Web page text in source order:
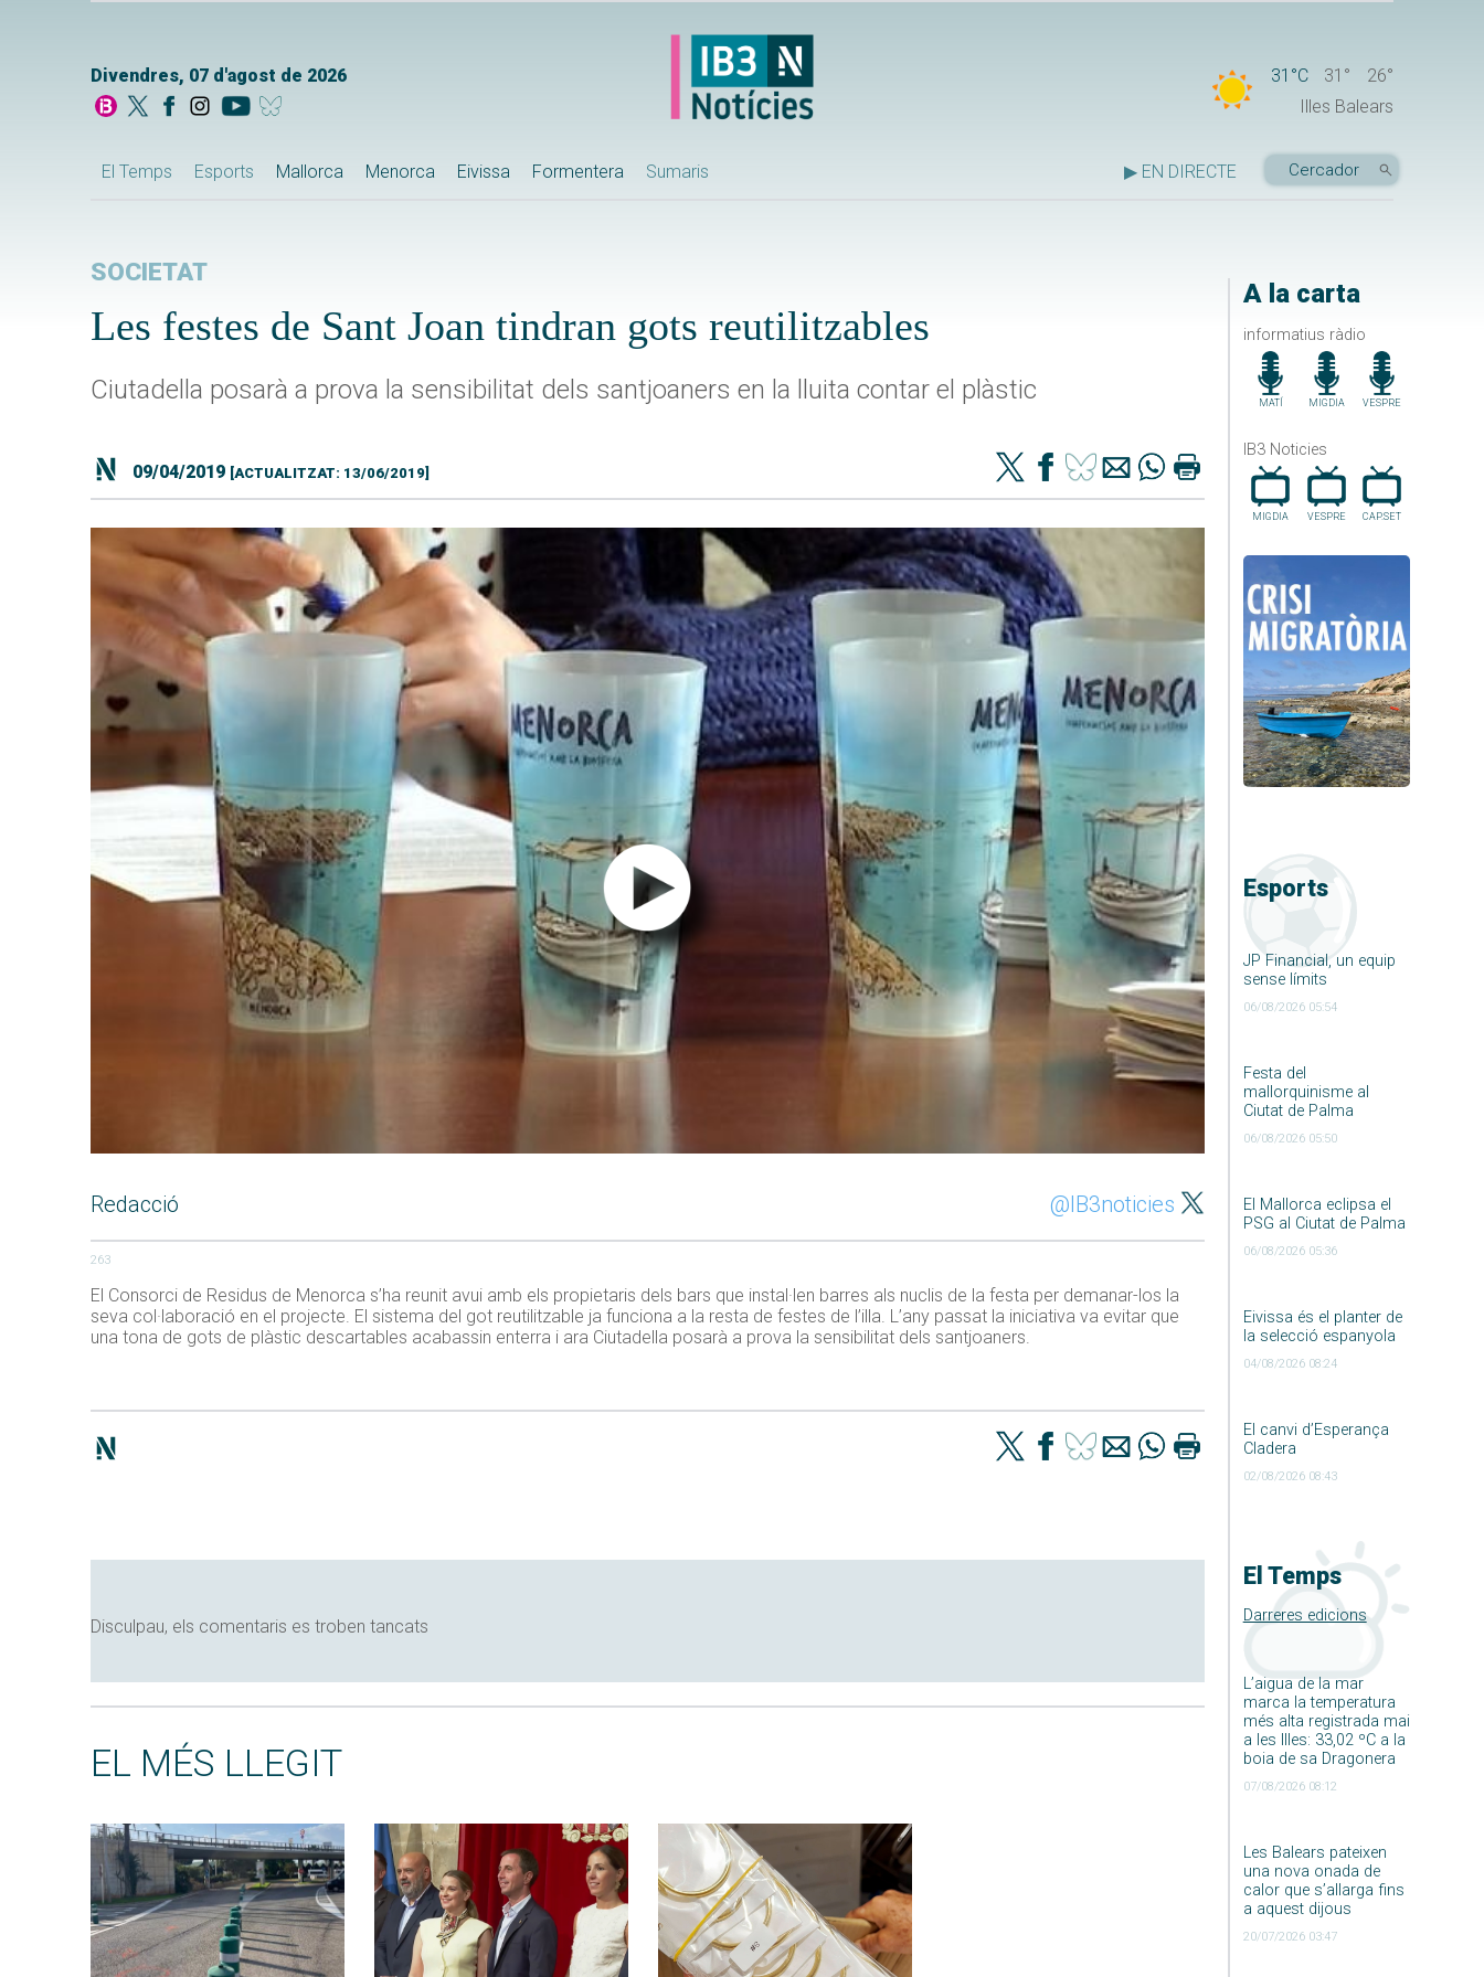
Divendres, 07 d'agost de 2026 31°C 31°
26°
Illes Balears
El Temps Esports Mallorca Menorca Eivissa Formentera Sumaris ▶ EN DIRECTE
A la carta
informatius ràdio
MATÍ MIGDIA VESPRE
IB3 Noticies
MIGDIA VESPRE CAP.SET
Esports
JP Financial, un equip
sense límits
06/08/2026 05:54
Festa del
mallorquinisme al
Ciutat de Palma
06/08/2026 05:50
El Mallorca eclipsa el
PSG al Ciutat de Palma
06/08/2026 05:36
Eivissa és el planter de
la selecció espanyola
04/08/2026 08:24
El canvi d’Esperança
Cladera
02/08/2026 08:43
El Temps
Darreres edicions
L’aigua de la mar
marca la temperatura
més alta registrada mai
a les Illes: 33,02 ºC a la
boia de sa Dragonera
07/08/2026 08:12
Les Balears pateixen
una nova onada de
calor que s’allarga fins
a aquest dijous
20/07/2026 03:47
SOCIETAT
Les festes de Sant Joan tindran gots reutilitzables
Ciutadella posarà a prova la sensibilitat dels santjoaners en la lluita contar el plàstic
09/04/2019 [ACTUALITZAT: 13/06/2019]
Redacció @IB3noticies
263
El Consorci de Residus de Menorca s’ha reunit avui amb els propietaris dels bars que instal·len barres als nuclis de la festa per demanar-los la
seva col·laboració en el projecte. El sistema del got reutilitzable ja funciona a la resta de festes de l’illa. L’any passat la iniciativa va evitar que
una tona de gots de plàstic descartables acabassin enterra i ara Ciutadella posarà a prova la sensibilitat dels santjoaners.
Disculpau, els comentaris es troben tancats
EL MÉS LLEGIT